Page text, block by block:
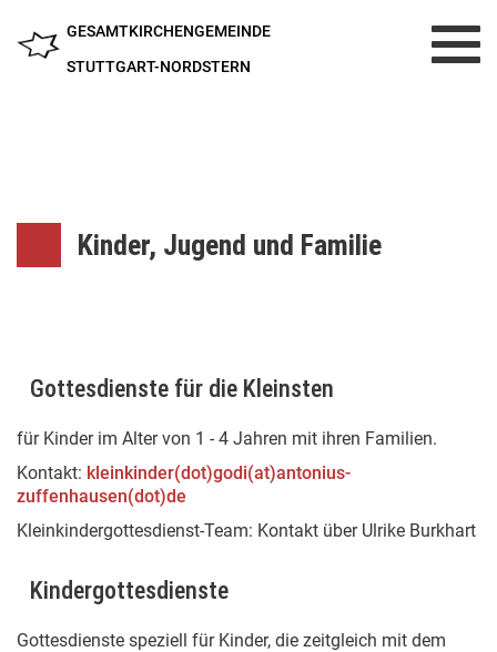
GESAMTKIRCHENGEMEINDE
STUTTGART-NORDSTERN
Kinder, Jugend und Familie
Gottesdienste für die Kleinsten
für Kinder im Alter von 1 - 4 Jahren mit ihren Familien.
Kontakt: kleinkinder(dot)godi(at)antonius-
zuffenhausen(dot)de
Kleinkindergottesdienst-Team: Kontakt über Ulrike Burkhart
Kindergottesdienste
Gottesdienste speziell für Kinder, die zeitgleich mit dem